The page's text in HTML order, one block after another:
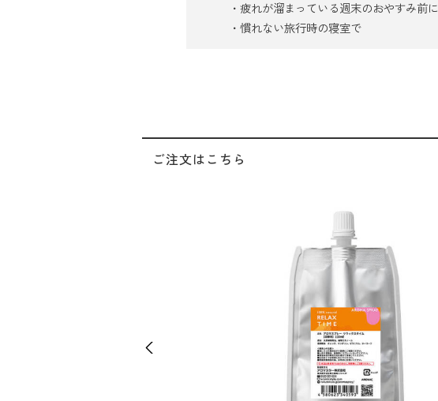
疲れが溜まっている週末のおやすみ前に
慣れない旅行時の寝室で
ご注文はこちら